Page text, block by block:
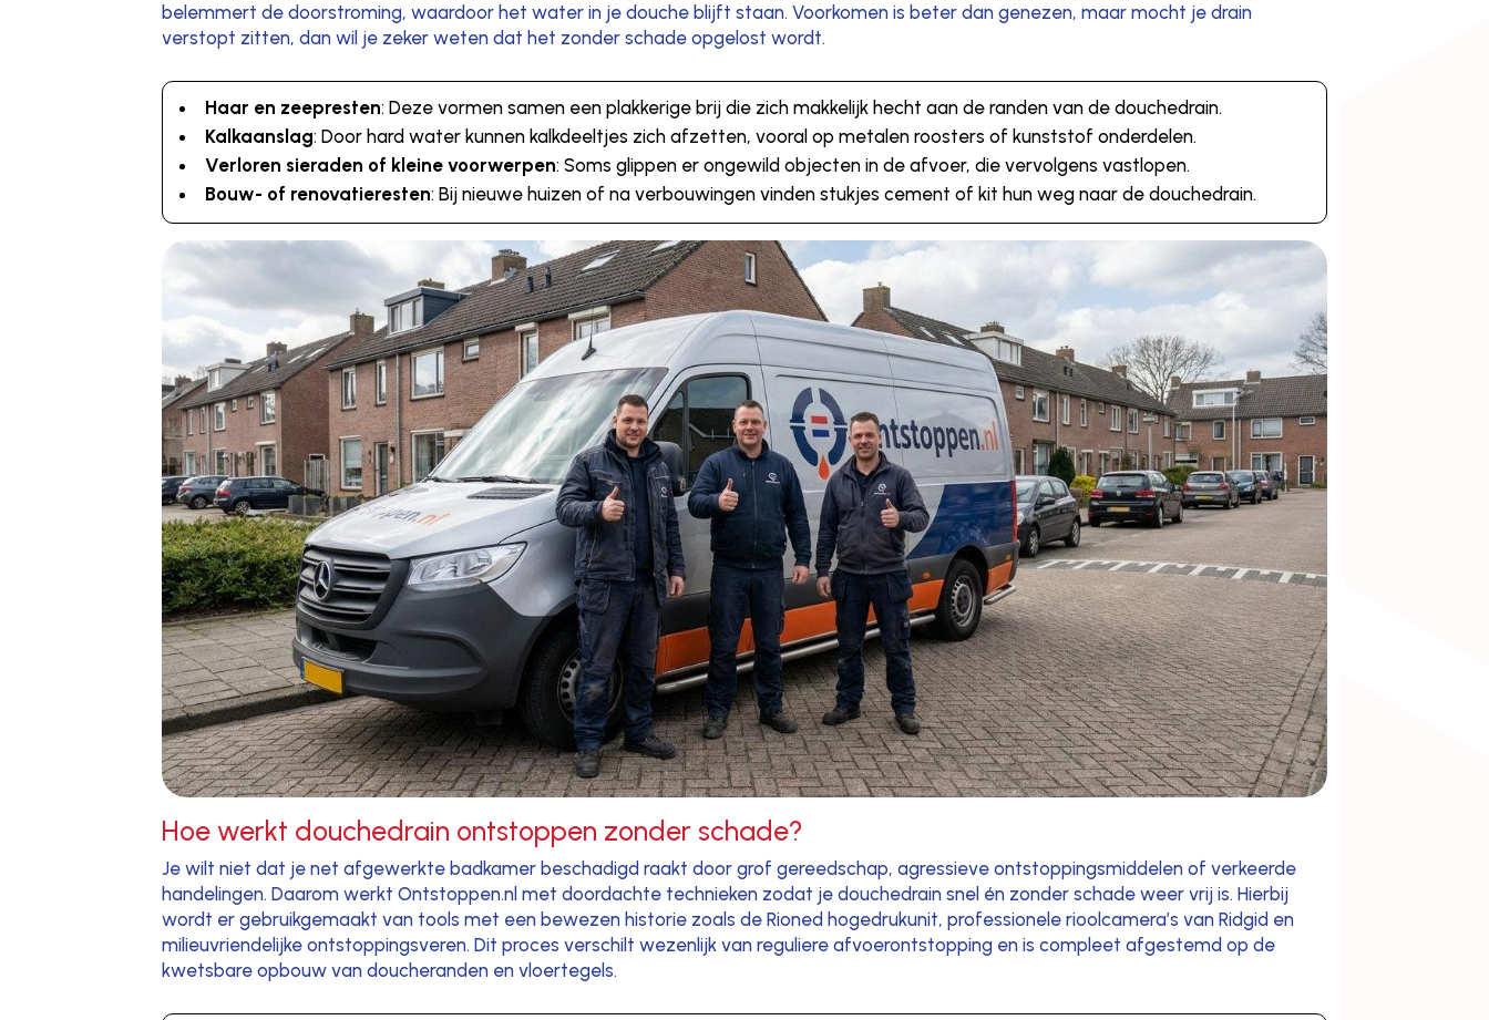
belemmert de doorstroming, waardoor het water in je douche blijft staan. Voorkomen is beter dan genezen, maar mocht je drain
verstopt zitten, dan wil je zeker weten dat het zonder schade opgelost wordt.
Haar en zeepresten: Deze vormen samen een plakkerige brij die zich makkelijk hecht aan de randen van de douchedrain.
Kalkaanslag: Door hard water kunnen kalkdeeltjes zich afzetten, vooral op metalen roosters of kunststof onderdelen.
Verloren sieraden of kleine voorwerpen: Soms glippen er ongewild objecten in de afvoer, die vervolgens vastlopen.
Bouw- of renovatieresten: Bij nieuwe huizen of na verbouwingen vinden stukjes cement of kit hun weg naar de douchedrain.
Hoe werkt douchedrain ontstoppen zonder schade?
Je wilt niet dat je net afgewerkte badkamer beschadigd raakt door grof gereedschap, agressieve ontstoppingsmiddelen of verkeerde
handelingen. Daarom werkt Ontstoppen.nl met doordachte technieken zodat je douchedrain snel én zonder schade weer vrij is. Hierbij
wordt er gebruikgemaakt van tools met een bewezen historie zoals de Rioned hogedrukunit, professionele rioolcamera’s van Ridgid en
milieuvriendelijke ontstoppingsveren. Dit proces verschilt wezenlijk van reguliere afvoerontstopping en is compleet afgestemd op de
kwetsbare opbouw van doucheranden en vloertegels.